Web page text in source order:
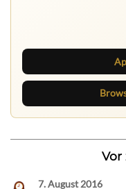
Vor
7. August 2016